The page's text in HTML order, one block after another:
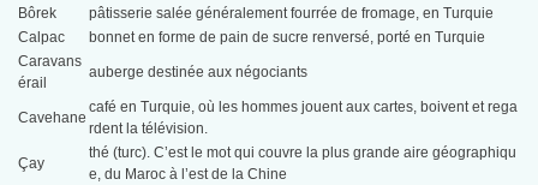
Bôrek
pâtisserie salée généralement fourrée de fromage, en Turquie
Calpac
bonnet en forme de pain de sucre ren­versé, porté en Turquie
Caravans
érail
auberge destinée aux négociants
Cavehane
café en Turquie, où les hommes jouent aux cartes, boivent et rega
rdent la télévision.
Çay
thé (turc). C’est le mot qui couvre la plus grande aire géographiqu
e, du Maroc à l’est de la Chine